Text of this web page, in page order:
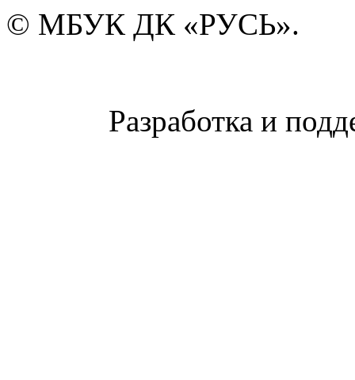
© МБУК ДК «РУСЬ».
Разработка и